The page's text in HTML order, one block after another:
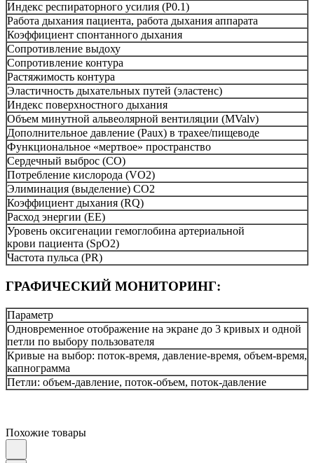
Индекс респираторного усилия (Р0.1)
Работа дыхания пациента, работа дыхания аппарата
Коэффициент спонтанного дыхания
Сопротивление выдоху
Сопротивление контура
Растяжимость контура
Эластичность дыхательных путей (эластенс)
Индекс поверхностного дыхания
Объем минутной альвеолярной вентиляции (MValv)
Дополнительное давление (Paux) в трахее/пищеводе
Функциональное «мертвое» пространство
Сердечный выброс (CO)
Потребление кислорода (VO2)
Элиминация (выделение) СO2
Коэффициент дыхания (RQ)
Расход энергии (EE)
Уровень оксигенации гемоглобина артериальной
крови пациента (SpO2)
Частота пульса (PR)
ГРАФИЧЕСКИЙ МОНИТОРИНГ:
Параметр
Одновременное отображение на экране до 3 кривых и одной
петли по выбору пользователя
Кривые на выбор: поток-время, давление-время, объем-время,
капнограмма
Петли: объем-давление, поток-объем, поток-давление
Похожие товары